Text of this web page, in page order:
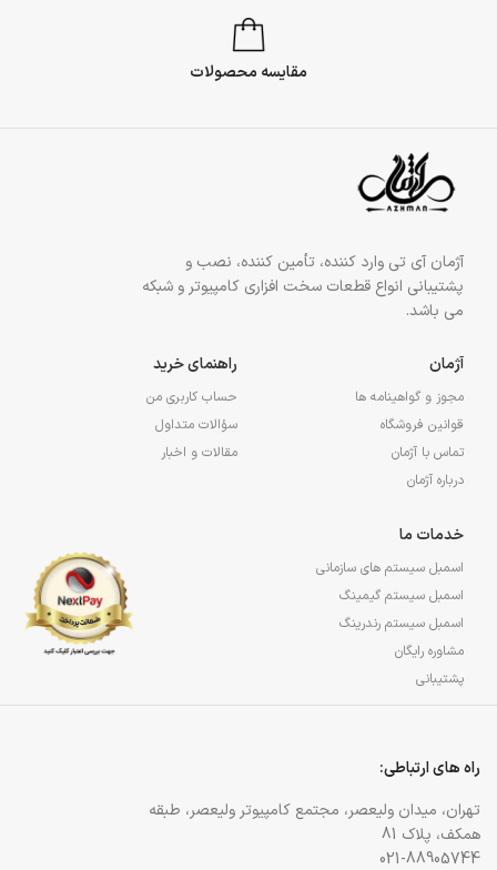
مقایسه محصولات
آژمان آی تی وارد کننده، تأمین کننده، نصب و
پشتیبانی انواع قطعات سخت افزاری کامپیوتر و شبکه
می باشد.
آژمان
مجوز و گواهینامه ها
قوانین فروشگاه
تماس با آژمان
درباره آژمان
راهنمای خرید
حساب کاربری من
سؤالات متداول
مقالات و اخبار
خدمات ما
اسمبل سیستم های سازمانی
اسمبل سیستم گیمینگ
اسمبل سیستم رندرینگ
مشاوره رایگان
پشتیبانی
راه های ارتباطی:
تهران، میدان ولیعصر، مجتمع کامپیوتر ولیعصر، طبقه
همکف، پلاک 81
021-88905744